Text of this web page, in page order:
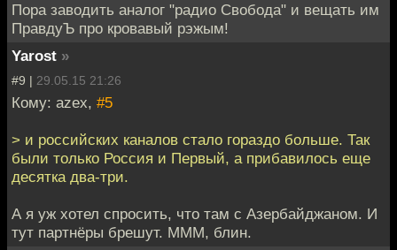
Пора заводить аналог "радио Свобода" и вещать им
ПравдуЪ про кровавый рэжым!
Yarost »
#9 | 29.05.15 21:26
Кому: azex, #5
> и российских каналов стало гораздо больше. Так
были только Россия и Первый, а прибавилось еще
десятка два-три.
А я уж хотел спросить, что там с Азербайджаном. И
тут партнёры брешут. МММ, блин.